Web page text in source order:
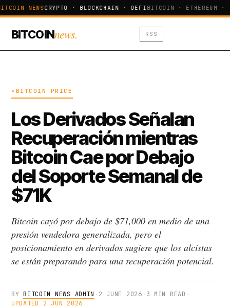
NEWSCRYPTO · BLOCKCHAIN · DEFIBITCOIN · ETHEREUM ·
BITCOINnews. RSS
<BITCOIN PRICE
Los Derivados Señalan
Recuperación mientras
Bitcoin Cae por Debajo
del Soporte Semanal de
$71K
Bitcoin cayó por debajo de $71,000 en medio de una
presión vendedora generalizada, pero el
posicionamiento en derivados sugiere que los alcistas
se están preparando para una recuperación potencial.
BYBITCOIN NEWS ADMIN · 2 JUNE 2026 · 3 MIN READ ·
UPDATED 2 JUN 2026